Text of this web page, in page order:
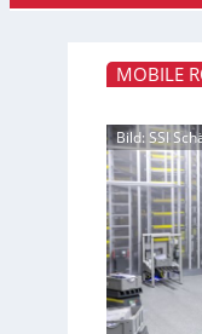
MOBILE
Bild: SSI